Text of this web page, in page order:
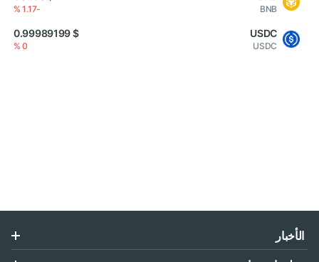
BNB
-1.17 %
USDC
USDC
$ 0.99989199
0 %
الأخبار